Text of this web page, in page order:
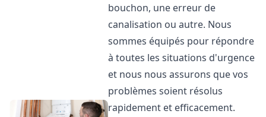
bouchon, une erreur de
canalisation ou autre. Nous
sommes équipés pour répondre
à toutes les situations d'urgence
et nous nous assurons que vos
problèmes soient résolus
rapidement et efficacement.